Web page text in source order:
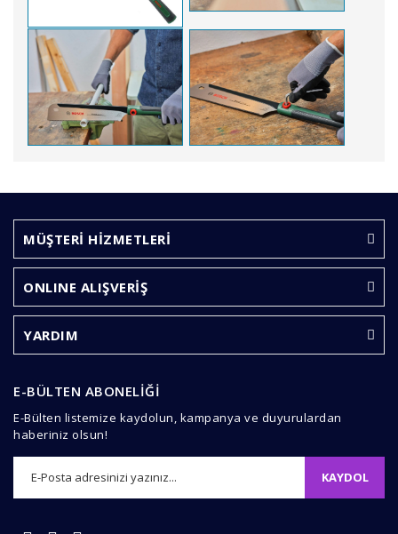
Yorum Yaz
formunu kullanarak tarafımıza iletebilirsiniz.
Görüş ve önerileriniz için teşekkür ederiz.
Ürün resmi kalitesiz, bozuk veya görüntülenemiyor.
Ürün açıklamasında eksik bilgiler bulunuyor.
Ürün fiyatı diğer sitelerden daha pahalı.
Gönder
MÜŞTERİ HİZMETLERİ
ONLINE ALIŞVERİŞ
YARDIM
E-BÜLTEN ABONELİĞİ
E-Bülten listemize kaydolun, kampanya ve duyurulardan
haberiniz olsun!
KAYDOL